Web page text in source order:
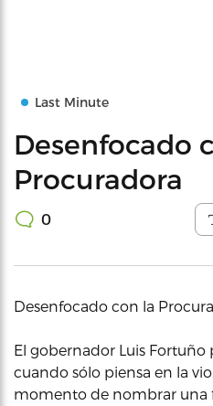
Last Minute
Desenfocado
Procuradora
0
Desenfocado con la
El gobernador Luis Fortuño
cuando sólo piensa en la
momento de nombrar una